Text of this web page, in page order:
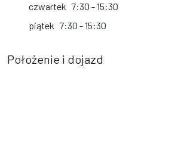
czwartek 7:30 - 15:30
piątek 7:30 - 15:30
Położenie i dojazd